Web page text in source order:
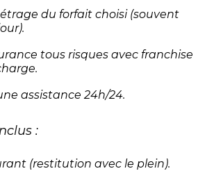
du forfait choisi (souvent
tous risques avec franchise
assistance 24h/24.
:
(restitution avec le plein).